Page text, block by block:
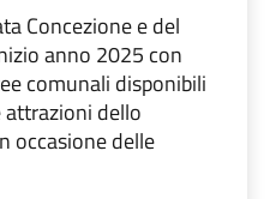
Concezione e del
anno 2025 con
comunali disponibili
dello
occasione delle